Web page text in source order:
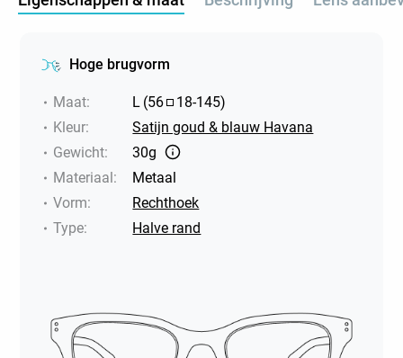
Hoge brugvorm
Maat: L (56 18-145)
Kleur:
Satijn goud & blauw Havana
Gewicht:
30g
Materiaal:
Metaal
Vorm:
Rechthoek
Type: Halve rand